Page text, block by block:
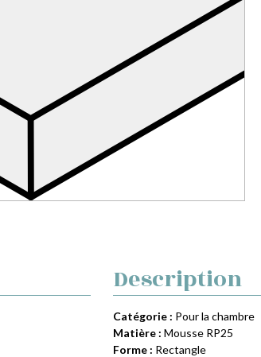
Description
Catégorie : Pour la chambre
Matière : Mousse RP25
Forme : Rectangle